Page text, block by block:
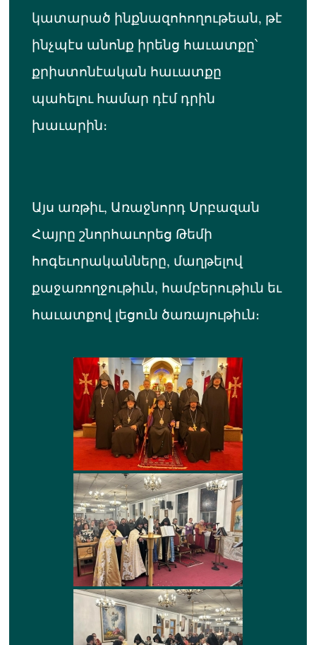
կատարած ինքնազոհողութեան, թէ
ինչպէս անոնք իրենց հաւատքը՝
քրիստոնէական հաւատքը
պահելու համար դէմ դրին
խաւարին։
Այս առթիւ, Առաջնորդ Սրբազան
Հայրը շնորհաւորեց Թեմի
հոգեւորականները, մաղթելով
քաջառողջութիւն, համբերութիւն եւ
հաւատքով լեցուն ծառայութիւն։